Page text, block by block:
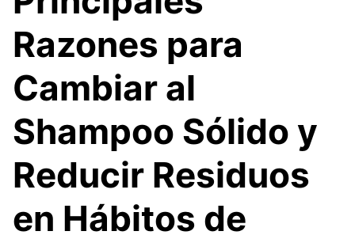
Razones para
Cambiar al
Shampoo Sólido y
Reducir Residuos
en Hábitos de